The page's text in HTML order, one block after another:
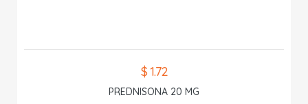
$ 1.72
PREDNISONA 20 MG